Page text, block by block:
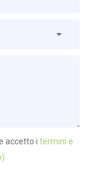
accetto itermini e